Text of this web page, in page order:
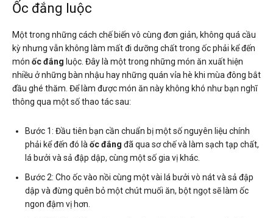
Ốc đắng luộc
Một trong những cách chế biến vô cùng đơn giản, không quá cầu
kỳ nhưng vẫn không làm mất đi dưỡng chất trong ốc phải kể đến
món ốc đắng luộc. Đây là một trong những món ăn xuất hiện
nhiều ở những bàn nhậu hay những quán vỉa hè khi mùa đông bắt
đầu ghé thăm. Để làm được món ăn này không khó như bạn nghĩ
thông qua một số thao tác sau:
Bước 1: Đầu tiên bạn cần chuẩn bị một số nguyên liệu chính
phải kể đến đó là ốc đắng đã qua sơ chế và làm sạch tạp chất,
lá bưởi và sả đập dập, cùng một số gia vị khác.
Bước 2: Cho ốc vào nồi cùng một vài lá bưởi vò nát và sả đập
dập và đừng quên bỏ một chút muối ăn, bột ngọt sẽ làm ốc
ngon đậm vị hơn.